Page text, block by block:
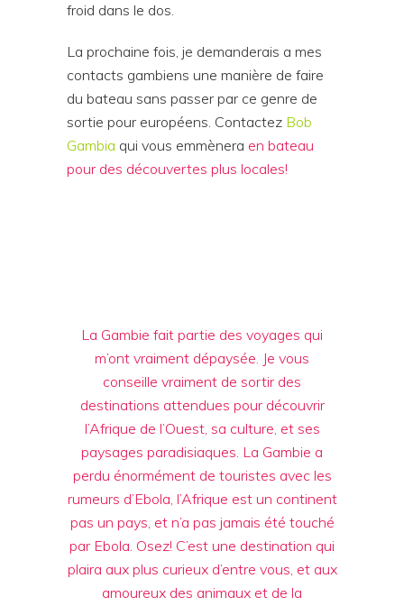
froid dans le dos.
La prochaine fois, je demanderais a mes
contacts gambiens une manière de faire
du bateau sans passer par ce genre de
sortie pour européens. Contactez Bob
Gambia qui vous emmènera en bateau
pour des découvertes plus locales!
La Gambie fait partie des voyages qui
m’ont vraiment dépaysée. Je vous
conseille vraiment de sortir des
destinations attendues pour découvrir
l’Afrique de l’Ouest, sa culture, et ses
paysages paradisiaques. La Gambie a
perdu énormément de touristes avec les
rumeurs d’Ebola, l’Afrique est un continent
pas un pays, et n’a pas jamais été touché
par Ebola. Osez! C’est une destination qui
plaira aux plus curieux d’entre vous, et aux
amoureux des animaux et de la